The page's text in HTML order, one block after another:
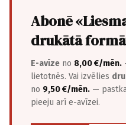
Abonē
drukātā
E-avīze no 8,00 €/mēn.
lietotnēs. Vai izvēlies
no 9,50 €/mēn. —
pieeju arī e-avīzei.